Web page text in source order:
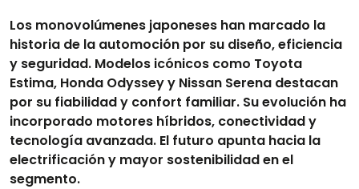
Los monovolúmenes japoneses han marcado la
historia de la automoción por su diseño, eficiencia
y seguridad. Modelos icónicos como Toyota
Estima, Honda Odyssey y Nissan Serena destacan
por su fiabilidad y confort familiar. Su evolución ha
incorporado motores híbridos, conectividad y
tecnología avanzada. El futuro apunta hacia la
electrificación y mayor sostenibilidad en el
segmento.